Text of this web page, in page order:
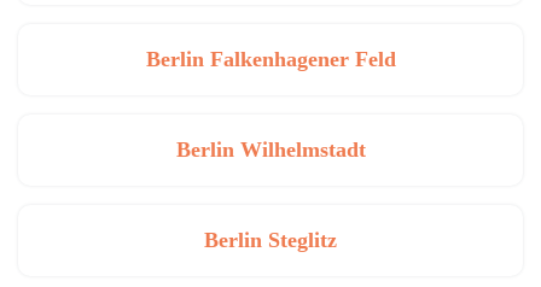
Berlin Falkenhagener Feld
Berlin Wilhelmstadt
Berlin Steglitz